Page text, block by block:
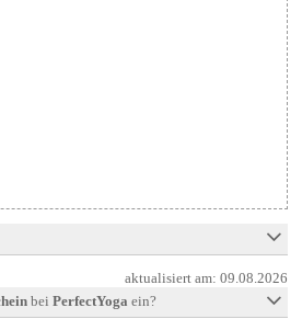
aktualisiert am:09.08.2026
bei PerfectYoga ein?